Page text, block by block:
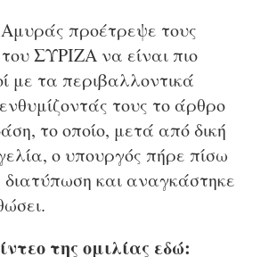
προέτρεψε τους
ΣΥΡΙΖΑ να είναι πιο
με τα περιβαλλοντικά
τους το άρθρο
το οποίο, μετά από δική
ο υπουργός πήρε πίσω
διατύπωση και αναγκάστηκε
της ομιλίας εδώ: